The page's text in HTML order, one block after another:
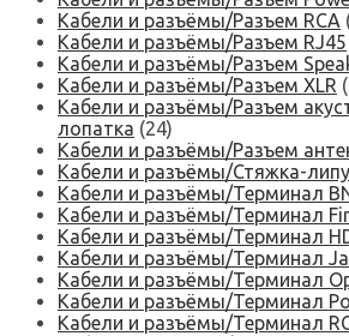
Кабели и разъёмы/Разъем RCA
Кабели и разъёмы/Разъем RJ45
Кабели и разъёмы/Разъем
Кабели и разъёмы/Разъем XLR
Кабели и разъёмы/Разъем
лопатка (24)
Кабели и разъёмы/Разъем
Кабели и разъёмы/Стяжка-
Кабели и разъёмы/Терминал
Кабели и разъёмы/Терминал
Кабели и разъёмы/Терминал
Кабели и разъёмы/Терминал
Кабели и разъёмы/Терминал
Кабели и разъёмы/Терминал
Кабели и разъёмы/Терминал